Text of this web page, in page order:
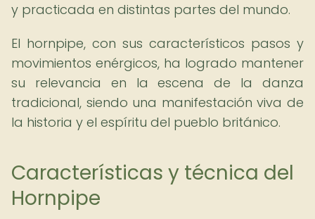
y practicada en distintas partes del mundo.
El hornpipe, con sus característicos pasos y
movimientos enérgicos, ha logrado mantener
su relevancia en la escena de la danza
tradicional, siendo una manifestación viva de
la historia y el espíritu del pueblo británico.
Características y técnica del
Hornpipe